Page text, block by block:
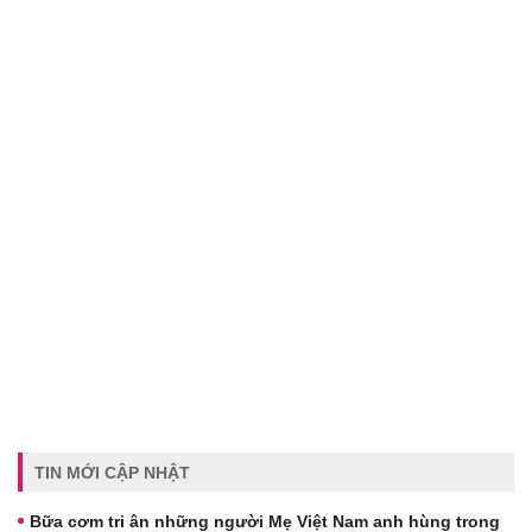
TIN MỚI CẬP NHẬT
Bữa cơm tri ân những người Mẹ Việt Nam anh hùng trong